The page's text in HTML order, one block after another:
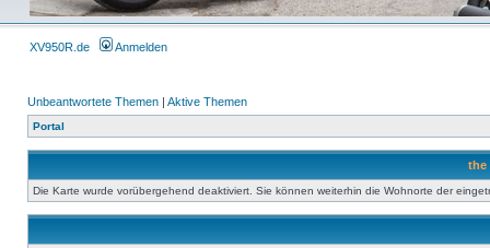
XV950R.de Anmelden
Unbeantwortete Themen | Aktive Themen
Portal
the
Die Karte wurde vorübergehend deaktiviert. Sie können weiterhin die Wohnorte der